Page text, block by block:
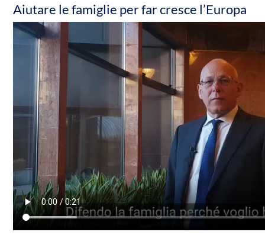
Aiutare le famiglie per far cresce l’Europa